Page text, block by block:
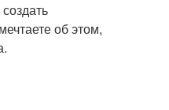
об этом,